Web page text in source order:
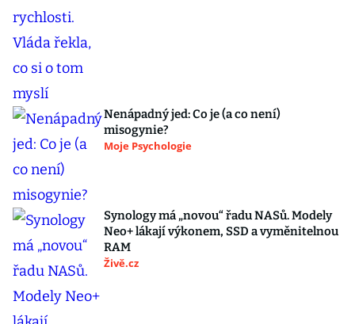
Nenápadný jed: Co je (a co není)
misogynie?
Moje Psychologie
Synology má „novou“ řadu NASů. Modely
Neo+ lákají výkonem, SSD a vyměnitelnou
RAM
Živě.cz